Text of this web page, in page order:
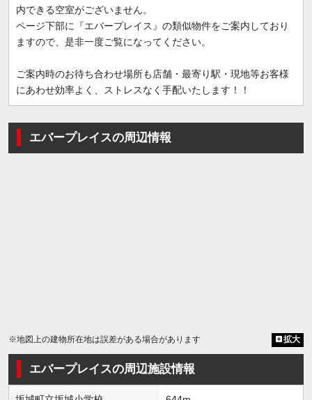
内できる空室がございません。
ページ下部に『エバープレイス』の類似物件をご案内しており
ますので、是非一度ご覧になってください。
ご案内時のお待ち合わせ場所も店舗・最寄り駅・現地等お客様
にあわせ効率よく、ストレスなく手配いたします！！
エバープレイスの周辺情報
※地図上の建物所在地は誤差がある場合があります 拡大
エバープレイスの周辺施設情報